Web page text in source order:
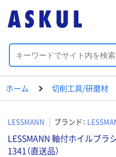
ホーム 切削工具/研磨材
LESSMANN ブランド：
LESSMANN 軸付ホイルブ
1341（直送品）